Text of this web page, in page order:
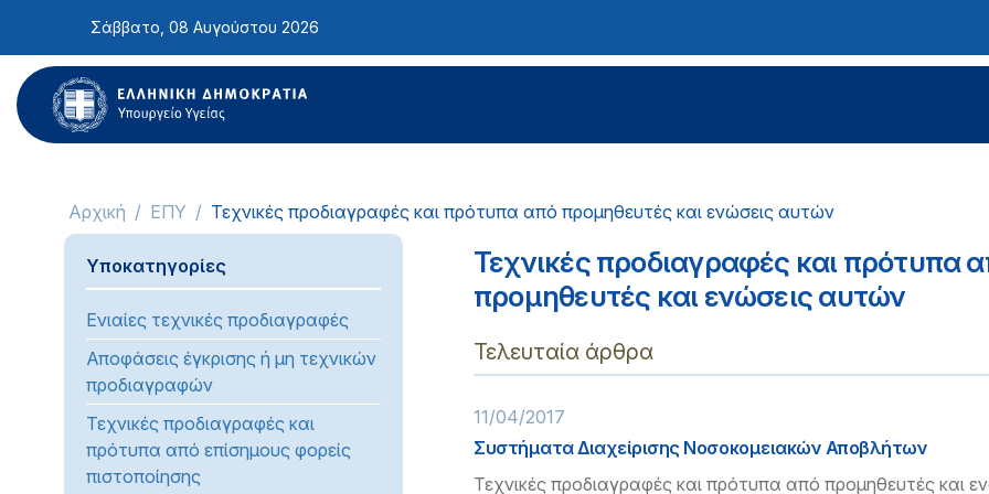
ιστότοπος
περιλαμβάνει
προσβασιμότητας.
Πατήστε
προσαρμόσετε
Σάββατο, 08 Αυγούστου 2026
Αρχική ΕΠΥ Τεχνικές προδιαγραφές και πρότυπα από προμηθευτές και ενώσεις αυτών
Υποκατηγορίες
Ενιαίες τεχνικές προδιαγραφές
Αποφάσεις έγκρισης ή μη τεχνικών
προδιαγραφών
Τεχνικές προδιαγραφές και
πρότυπα από επίσημους φορείς
πιστοποίησης
Τεχνικές προδιαγραφές και πρότυπα
προμηθευτές και ενώσεις αυτών
Τελευταία άρθρα
11/04/2017
Συστήματα Διαχείρισης Νοσοκομειακών Αποβλήτων
Τεχνικές προδιαγραφές και πρότυπα από προμηθευτές και